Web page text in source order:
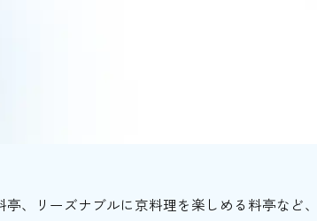
、リーズナブルに京料理を楽しめる料亭など、